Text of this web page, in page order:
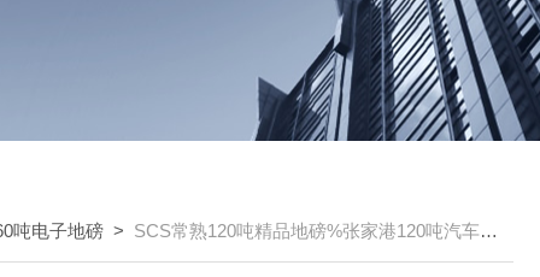
吨电子地磅 > SCS常熟120吨精品地磅%张家港120吨汽车衡%吴江汽车衡/地磅120t*